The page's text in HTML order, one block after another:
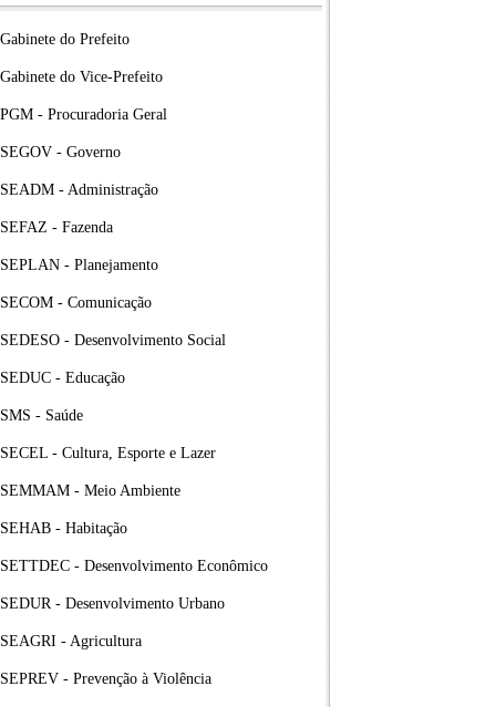
Gabinete do Prefeito
Gabinete do Vice-Prefeito
PGM - Procuradoria Geral
SEGOV - Governo
SEADM - Administração
SEFAZ - Fazenda
SEPLAN - Planejamento
SECOM - Comunicação
SEDESO - Desenvolvimento Social
SEDUC - Educação
SMS - Saúde
SECEL - Cultura, Esporte e Lazer
SEMMAM - Meio Ambiente
SEHAB - Habitação
SETTDEC - Desenvolvimento Econômico
SEDUR - Desenvolvimento Urbano
SEAGRI - Agricultura
SEPREV - Prevenção à Violência